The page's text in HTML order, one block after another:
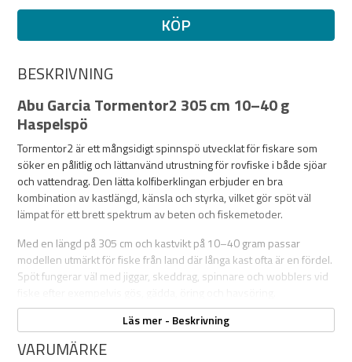
KÖP
BESKRIVNING
Abu Garcia Tormentor2 305 cm 10–40 g
Haspelspö
Tormentor2 är ett mångsidigt spinnspö utvecklat för fiskare som
söker en pålitlig och lättanvänd utrustning för rovfiske i både sjöar
och vattendrag. Den lätta kolfiberklingan erbjuder en bra
kombination av kastlängd, känsla och styrka, vilket gör spöt väl
lämpat för ett brett spektrum av beten och fiskemetoder.
Med en längd på 305 cm och kastvikt på 10–40 gram passar
modellen utmärkt för fiske från land där långa kast ofta är en fördel.
Spöt fungerar väl med jiggar, skeddrag, spinnare och wobblers vid
Specifikationer
Spölängd: 305 cm (10 fot)
Läs mer - Beskrivning
VARUMÄRKE